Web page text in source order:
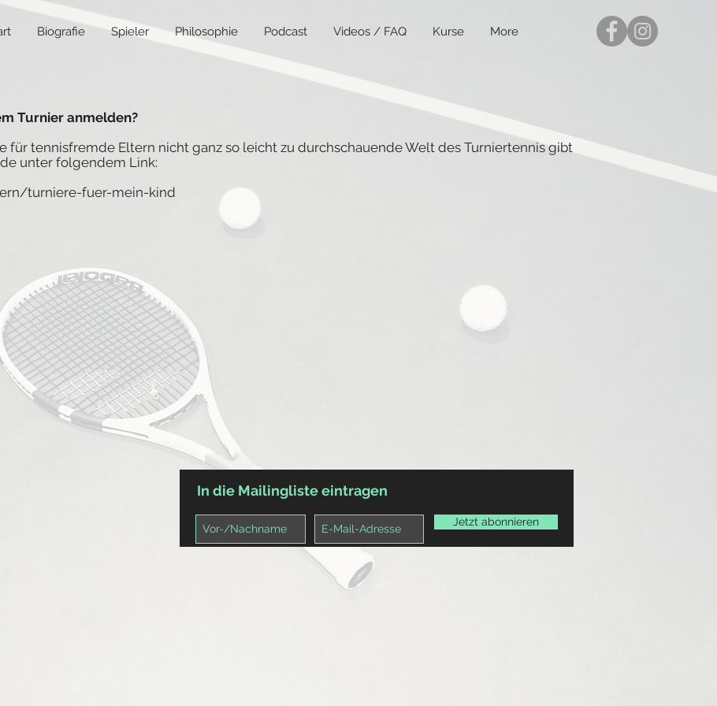
Biografie Spieler Philosophie Podcast Videos / FAQ Kurse More
Turnier anmelden?
für tennisfremde Eltern nicht ganz so leicht zu durchschauende Welt des Turniertennis gibt
unter folgendem Link:
turniere-fuer-mein-kind
In die Mailingliste eintragen
Jetzt abonnieren